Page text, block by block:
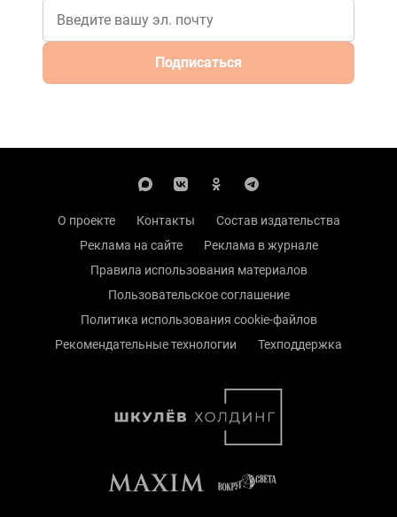
Подписаться
О проекте Контакты
Состав издательства
Реклама на сайте
Реклама в журнале
Правила использования материалов
Пользовательское соглашение
Политика использования cookie-файлов
Рекомендательные технологии
Техподдержка